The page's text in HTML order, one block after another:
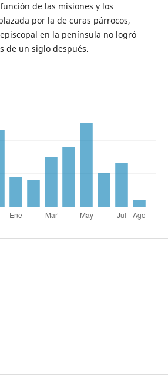
de las misiones y los
por la de curas párrocos,
en la península no logró
de un siglo después.